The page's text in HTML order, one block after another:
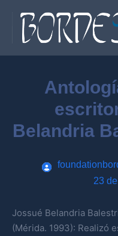
Belandria
23
Jossué Belandria
(Mérida. 1993): Realizó